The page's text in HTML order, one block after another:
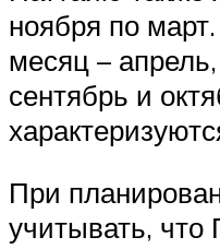
ноября по
месяц –
сентябрь и
При
учитывать, что